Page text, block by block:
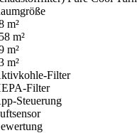
m²
m²
m²
m²
Filter
Filter
Steuerung